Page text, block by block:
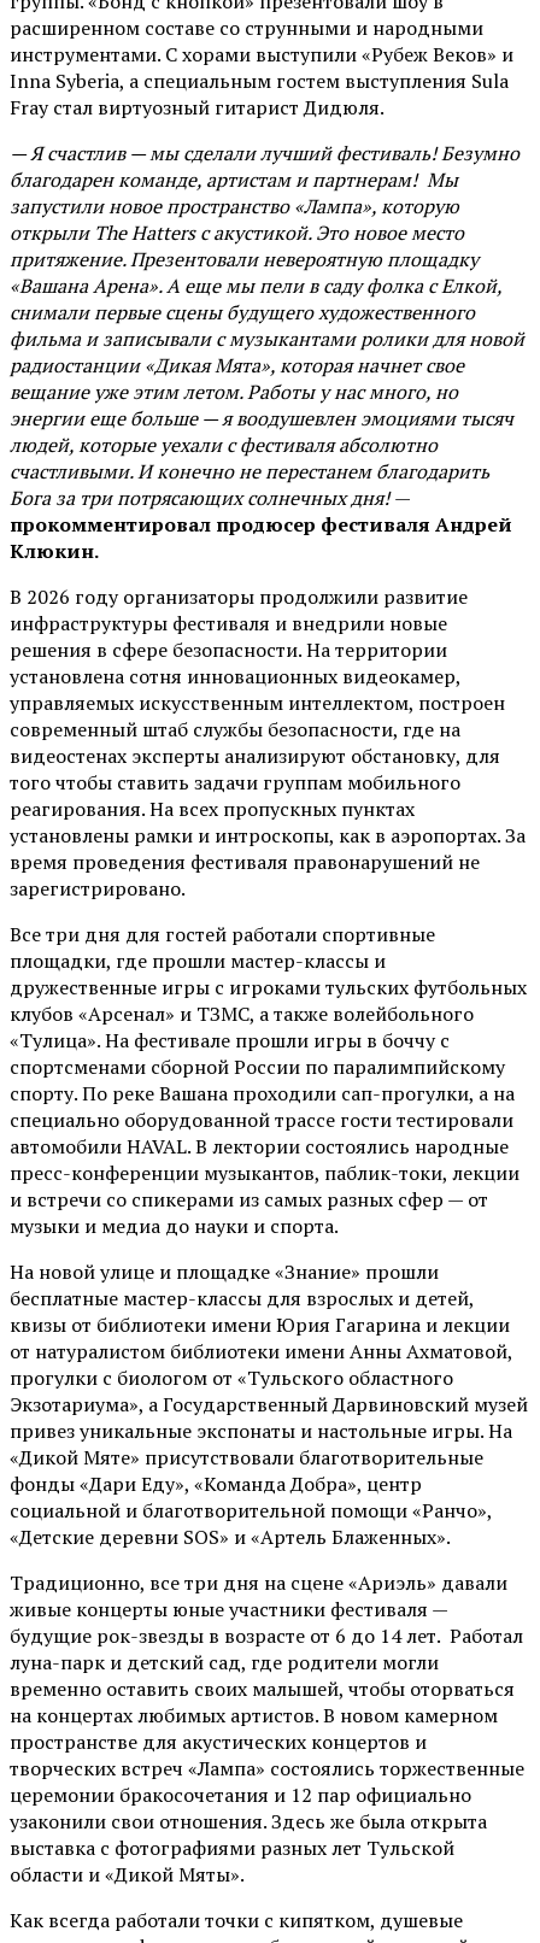
расширенном составе со струнными и народными
инструментами. С хорами выступили «Рубеж Веков» и
Inna Syberia, а специальным гостем выступления Sula
Fray стал виртуозный гитарист Дидюля.
— Я счастлив — мы сделали лучший фестиваль! Безумно
благодарен команде, артистам и партнерам! Мы
запустили новое пространство «Лампа», которую
открыли The Hatters с акустикой. Это новое место
притяжение. Презентовали невероятную площадку
«Вашана Арена». А еще мы пели в саду фолка с Елкой,
снимали первые сцены будущего художественного
фильма и записывали с музыкантами ролики для новой
радиостанции «Дикая Мята», которая начнет свое
вещание уже этим летом. Работы у нас много, но
энергии еще больше — я воодушевлен эмоциями тысяч
людей, которые уехали с фестиваля абсолютно
счастливыми. И конечно не перестанем благодарить
Бога за три потрясающих солнечных дня!—
прокомментировал продюсер фестиваля Андрей
Клюкин.
В 2026 году организаторы продолжили развитие
инфраструктуры фестиваля и внедрили новые
решения в сфере безопасности. На территории
установлена сотня инновационных видеокамер,
управляемых искусственным интеллектом, построен
современный штаб службы безопасности, где на
видеостенах эксперты анализируют обстановку, для
того чтобы ставить задачи группам мобильного
реагирования. На всех пропускных пунктах
установлены рамки и интроскопы, как в аэропортах. За
время проведения фестиваля правонарушений не
зарегистрировано.
Все три дня для гостей работали спортивные
площадки, где прошли мастер-классы и
дружественные игры с игроками тульских футбольных
клубов «Арсенал» и ТЗМС, а также волейбольного
«Тулица». На фестивале прошли игры в боччу с
спортсменами сборной России по паралимпийскому
спорту. По реке Вашана проходили сап-прогулки, а на
специально оборудованной трассе гости тестировали
автомобили HAVAL. В лектории состоялись народные
пресс-конференции музыкантов, паблик-токи, лекции
и встречи со спикерами из самых разных сфер — от
музыки и медиа до науки и спорта.
На новой улице и площадке «Знание» прошли
бесплатные мастер-классы для взрослых и детей,
квизы от библиотеки имени Юрия Гагарина и лекции
от натуралистом библиотеки имени Анны Ахматовой,
прогулки с биологом от «Тульского областного
Экзотариума», а Государственный Дарвиновский музей
привез уникальные экспонаты и настольные игры. На
«Дикой Мяте» присутствовали благотворительные
фонды «Дари Еду», «Команда Добра», центр
социальной и благотворительной помощи «Ранчо»,
«Детские деревни SOS» и «Артель Блаженных».
Традиционно, все три дня на сцене«Ариэль» давали
живые концерты юные участники фестиваля —
будущие рок-звезды в возрасте от 6 до 14 лет. Работал
луна-парк и детский сад, где родители могли
временно оставить своих малышей, чтобы оторваться
на концертах любимых артистов. В новом камерном
пространстве для акустических концертов и
творческих встреч «Лампа» состоялись торжественные
церемонии бракосочетания и 12 пар официально
узаконили свои отношения. Здесь же была открыта
выставка с фотографиями разных лет Тульской
области и «Дикой Мяты».
Как всегда работали точки с кипятком, душевые